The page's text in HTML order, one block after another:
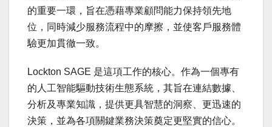
的重要一環，旨在憑藉專業顧問能力保持領先地
位，同時減少服務流程中的摩擦，並使客戶服務體
驗更加貫徹一致。
Lockton SAGE 是這項工作的核心。作為一個專有
的人工智能驅動技術生態系統，其旨在連結數據、
分析及專業知識，提供更具智慧的洞察、更迅速的
決策，並為各項關鍵業務決策奠定更堅實的信心。